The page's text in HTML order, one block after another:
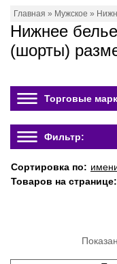
Главная » Мужское »
Нижнее
(шорты)
Торговые
Фильтр:
Сортировка по:
Товаров на странице: